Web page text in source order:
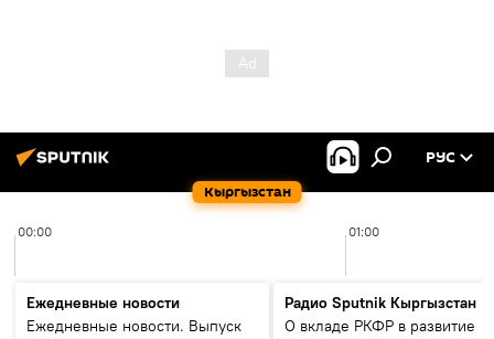
Кыргызстан
РУС
00:00 01:00
Ежедневные новости
Ежедневные новости. Выпуск
Радио Sputnik Кыргызстан
О вкладе РКФР в развитие